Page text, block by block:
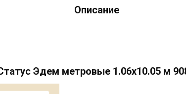
Описание
Эдем метровые 1.06х10.05 м